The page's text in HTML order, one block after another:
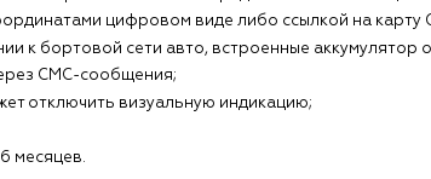
цифровом виде либо ссылкой на карту
к бортовой сети авто, встроенные аккумулятор
СМС-сообщения;
отключить визуальную индикацию;
месяцев.